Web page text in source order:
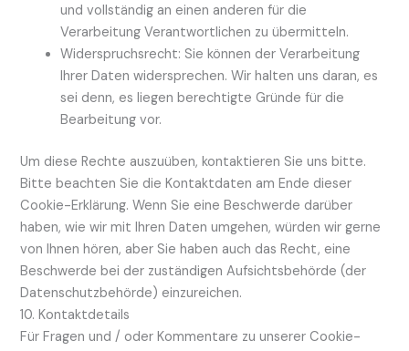
und vollständig an einen anderen für die
Verarbeitung Verantwortlichen zu übermitteln.
Widerspruchsrecht: Sie können der Verarbeitung
Ihrer Daten widersprechen. Wir halten uns daran, es
sei denn, es liegen berechtigte Gründe für die
Bearbeitung vor.
Um diese Rechte auszuüben, kontaktieren Sie uns bitte.
Bitte beachten Sie die Kontaktdaten am Ende dieser
Cookie-Erklärung. Wenn Sie eine Beschwerde darüber
haben, wie wir mit Ihren Daten umgehen, würden wir gerne
von Ihnen hören, aber Sie haben auch das Recht, eine
Beschwerde bei der zuständigen Aufsichtsbehörde (der
Datenschutzbehörde) einzureichen.
10. Kontaktdetails
Für Fragen und / oder Kommentare zu unserer Cookie-